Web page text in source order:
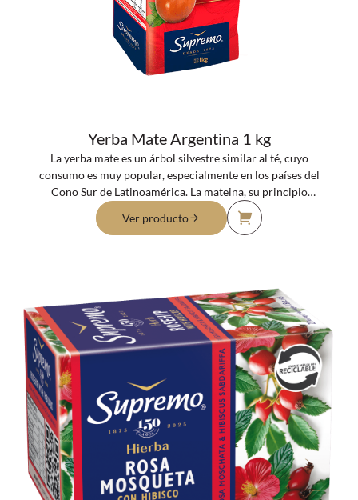
Yerba Mate Argentina 1 kg
La yerba mate es un árbol silvestre similar al té, cuyo
consumo es muy popular, especialmente en los países del
Cono Sur de Latinoamérica. La mateina, su principio
activo, estimula el sistema nervioso central y la actividad
mental, aunque sin interferir con los patrones de sueño.
las laderas de Argentina, su sabor natural, mas dulce que
amargo, resulta inconfundible para el conocedor.
Ver producto